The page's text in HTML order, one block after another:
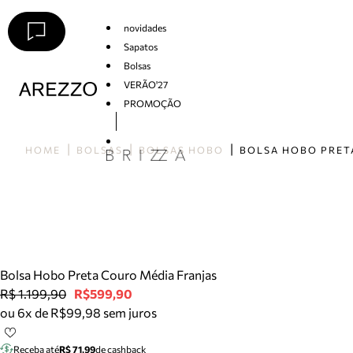
novidades
Sapatos
Bolsas
VERÃO'27
PROMOÇÃO
HOME BOLSAS BOLSAS HOBO
Bolsa Hobo Preta Couro Média Franjas
R$ 1.199,90 R$599,90
ou 6x de R$99,98 sem juros
Receba atéR$ 71,99de cashback